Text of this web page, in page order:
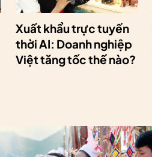
Xuất khẩu trực tuyến
thời AI: Doanh nghiệp
Việt tăng tốc thế nào?